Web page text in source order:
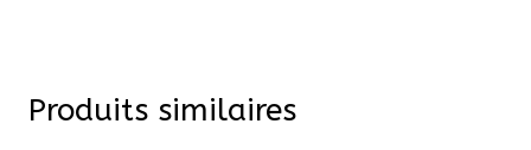
Produits similaires